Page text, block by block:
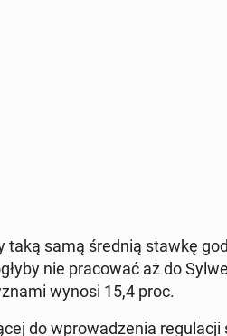
taką samą średnią stawkę
nie pra­co­wać aż do
wynosi 15,4 proc.
do wpro­wa­dze­nia